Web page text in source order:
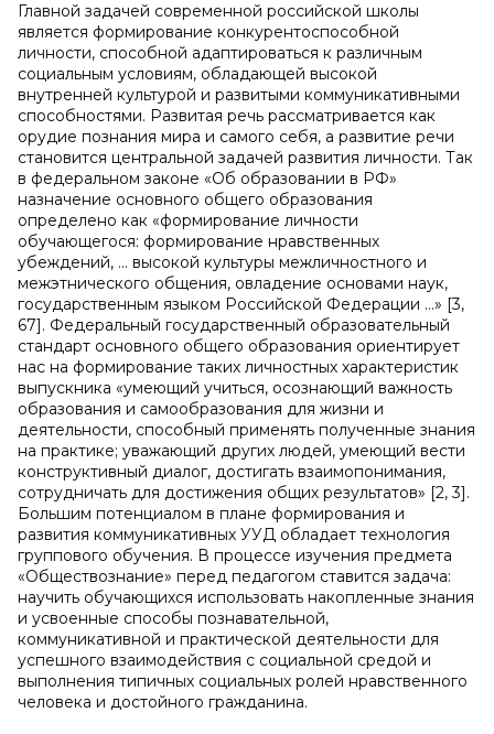
Главной задачей современной российской школы
является формирование конкурентоспособной
личности, способной адаптироваться к различным
социальным условиям, обладающей высокой
внутренней культурой и развитыми коммуникативными
способностями. Развитая речь рассматривается как
орудие познания мира и самого себя, а развитие речи
становится центральной задачей развития личности. Так
в федеральном законе «Об образовании в РФ»
назначение основного общего образования
определено как «формирование личности
обучающегося: формирование нравственных
убеждений, … высокой культуры межличностного и
межэтнического общения, овладение основами наук,
государственным языком Российской Федерации …» [3,
67]. Федеральный государственный образовательный
стандарт основного общего образования ориентирует
нас на формирование таких личностных характеристик
выпускника «умеющий учиться, осознающий важность
образования и самообразования для жизни и
деятельности, способный применять полученные знания
на практике; уважающий других людей, умеющий вести
конструктивный диалог, достигать взаимопонимания,
сотрудничать для достижения общих результатов» [2, 3].
Большим потенциалом в плане формирования и
развития коммуникативных УУД обладает технология
группового обучения. В процессе изучения предмета
«Обществознание» перед педагогом ставится задача:
научить обучающихся использовать накопленные знания
и усвоенные способы познавательной,
коммуникативной и практической деятельности для
успешного взаимодействия с социальной средой и
выполнения типичных социальных ролей нравственного
человека и достойного гражданина.